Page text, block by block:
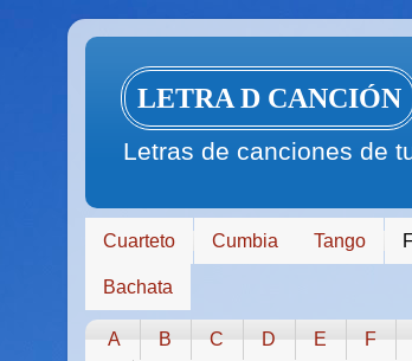
LETRA D CANCIÓN
Letras de canciones de
Cuarteto Cumbia Tango
Bachata
A B C D E F